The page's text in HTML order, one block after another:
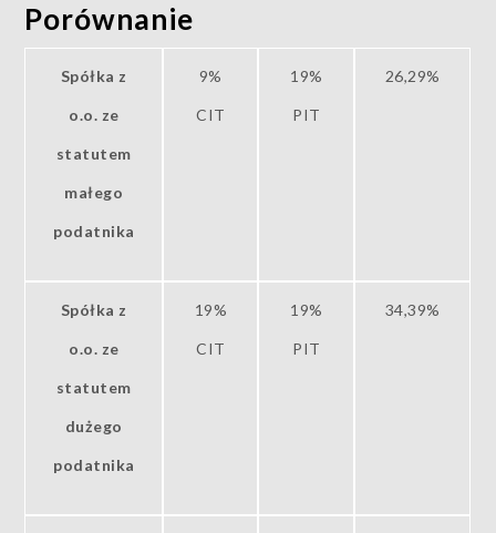
Porównanie
Spółka z
o.o. ze
statutem
małego
podatnika
9%
CIT
19%
PIT
26,29%
Spółka z
o.o. ze
statutem
dużego
podatnika
19%
CIT
19%
PIT
34,39%